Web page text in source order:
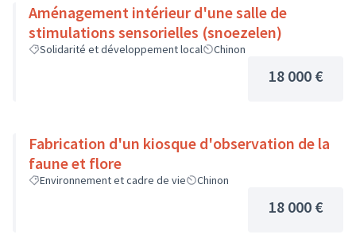
Aménagement intérieur d'une salle de
stimulations sensorielles (snoezelen)
Solidarité et développement local Chinon
18 000 €
Fabrication d'un kiosque d'observation de la
faune et flore
Environnement et cadre de vie Chinon
18 000 €